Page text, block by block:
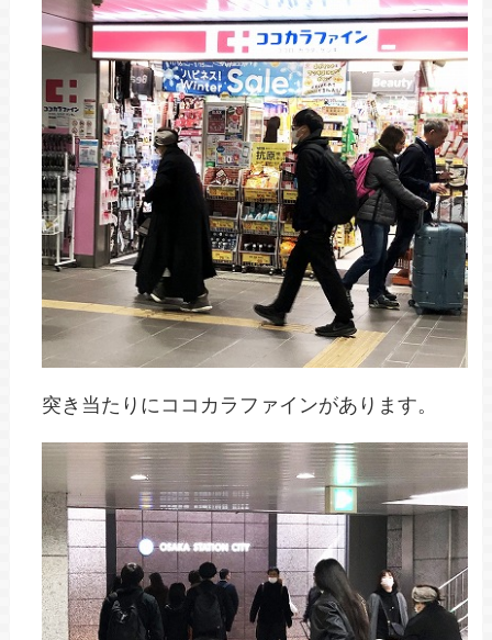
御堂筋線「北改札」前を通り、さらに真っ直ぐ
進みます。
STEP 突き当たりを左へ進む